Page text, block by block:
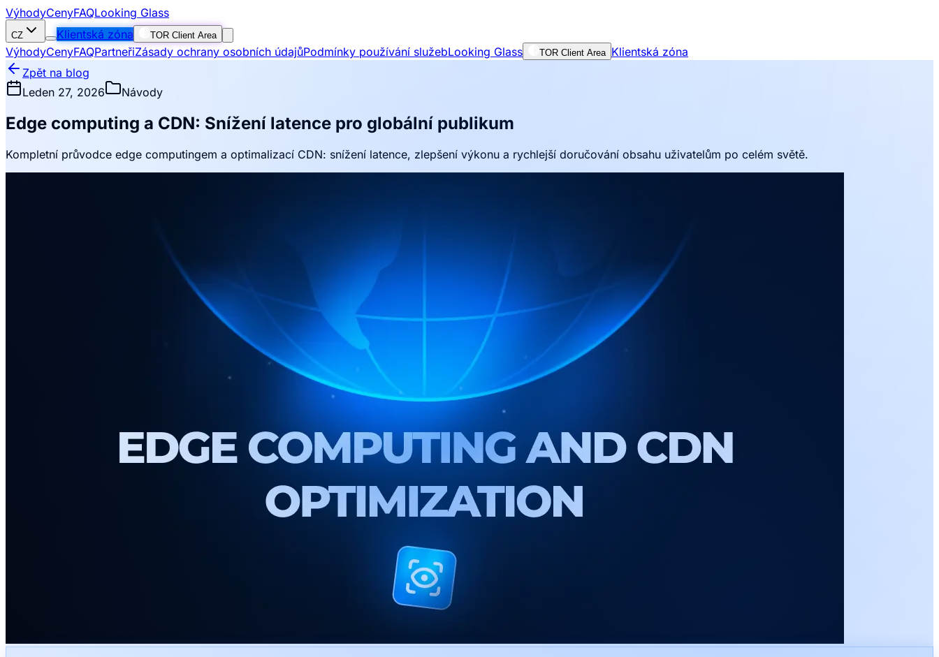
VýhodyCenyFAQLooking Glass
CZ Klientská zóna TOR Client Area
VýhodyCenyFAQPartneřiZásady ochrany osobních údajůPodmínky používání služebLooking Glass TOR Client Area Klientská zóna
Zpět na blog
Leden 27, 2026
Návody
Edge computing a CDN: Snížení latence pro globální publikum
Kompletní průvodce edge computingem a optimalizací CDN: snížení latence, zlepšení výkonu a rychlejší doručování obsahu uživatelům po celém světě.